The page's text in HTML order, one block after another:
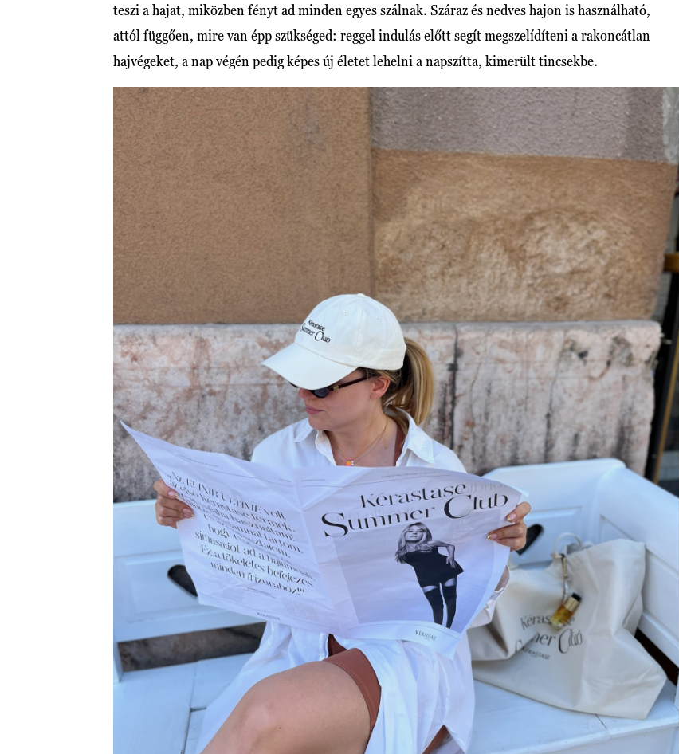
teszi a hajat, miközben fényt ad minden egyes szálnak. Száraz és nedves hajon is használható,
attól függően, mire van épp szükséged: reggel indulás előtt segít megszelídíteni a rakoncátlan
hajvégeket, a nap végén pedig képes új életet lehelni a napszítta, kimerült tincsekbe.